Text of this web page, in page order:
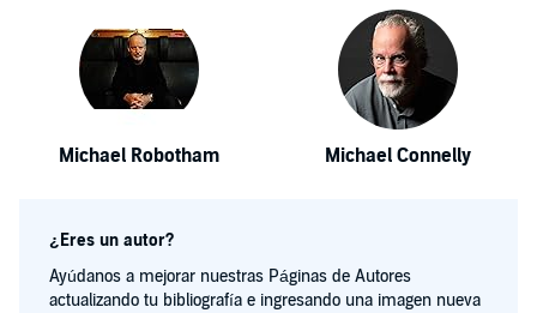
Michael Robotham Michael Connelly
¿Eres un autor?
Ayúdanos a mejorar nuestras Páginas de Autores
actualizando tu bibliografía e ingresando una imagen nueva